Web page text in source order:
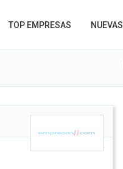
TOP EMPRESAS NUEVAS